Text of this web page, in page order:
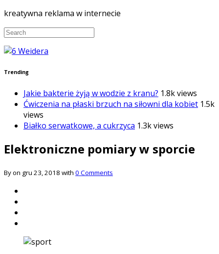
kreatywna reklama w internecie
Trending
Jakie bakterie żyją w wodzie z kranu? 1.8k views
Ćwiczenia na płaski brzuch na siłowni dla kobiet 1.5k
views
Białko serwatkowe, a cukrzyca 1.3k views
Elektroniczne pomiary w sporcie
By on gru 23, 2018 with 0 Comments